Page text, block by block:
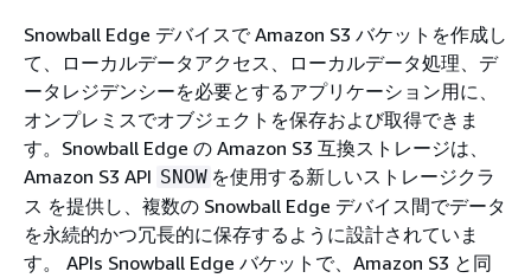
Snowball Edge デバイスで Amazon S3 バケットを作成し
て、ローカルデータアクセス、ローカルデータ処理、デ
ータレジデンシーを必要とするアプリケーション用に、
オンプレミスでオブジェクトを保存および取得できま
す。Snowball Edge の Amazon S3 互換ストレージは、
Amazon S3 API SNOW を使用する新しいストレージクラ
ス を提供し、複数の Snowball Edge デバイス間でデータ
を永続的かつ冗長的に保存するように設計されていま
す。 APIs Snowball Edge バケットで、Amazon S3 と同